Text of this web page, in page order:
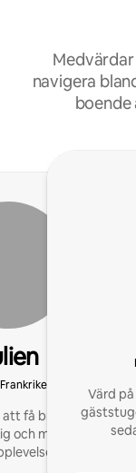
navigera
att få bra omdömen
och minnesvärd
Värd